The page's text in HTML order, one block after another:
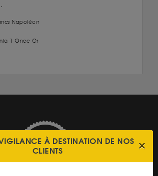
Napoléon
1 Once Or
À DESTINATION DE NOS
CLIENTS